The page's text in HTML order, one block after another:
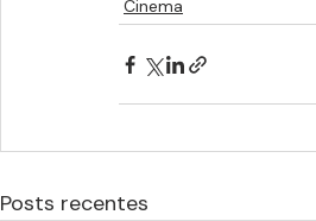
Cinema
Posts recentes